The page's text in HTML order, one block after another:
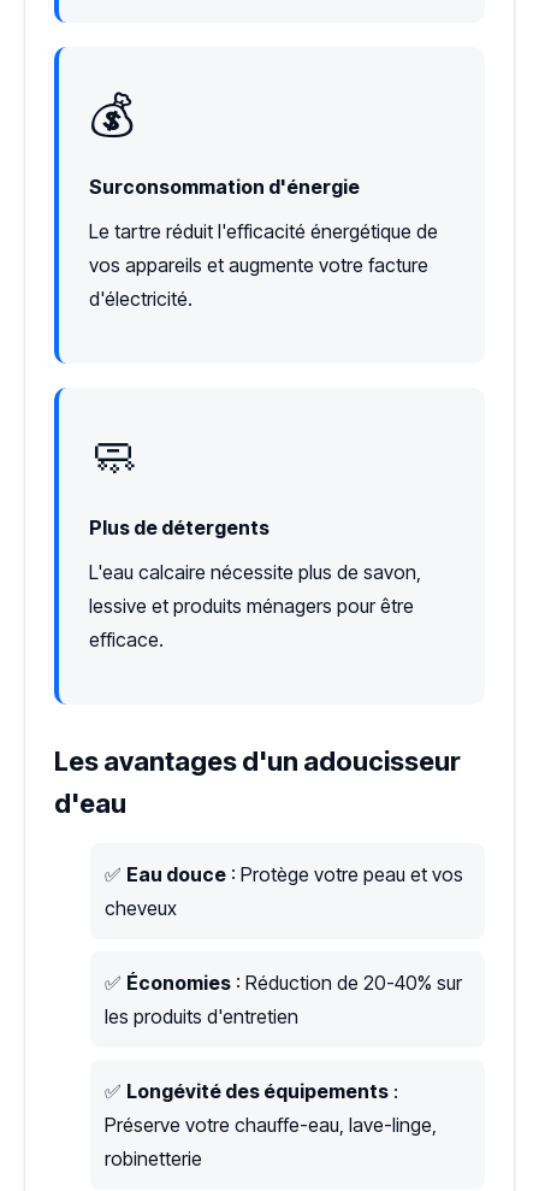
💰
Surconsommation d'énergie
Le tartre réduit l'efficacité énergétique de
vos appareils et augmente votre facture
d'électricité.
🧼
Plus de détergents
L'eau calcaire nécessite plus de savon,
lessive et produits ménagers pour être
efficace.
Les avantages d'un adoucisseur
d'eau
✅ Eau douce : Protège votre peau et vos
cheveux
✅ Économies : Réduction de 20-40% sur
les produits d'entretien
✅ Longévité des équipements :
Préserve votre chauffe-eau, lave-linge,
robinetterie